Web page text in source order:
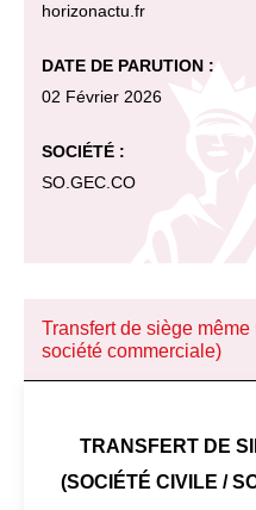
horizonactu.fr
DATE DE PARUTION :
02 Février 2026
SOCIÉTÉ :
SO.GEC.CO
Transfert de siège
société commerciale)
TRANSFERT DE
(SOCIÉTÉ CIVILE /